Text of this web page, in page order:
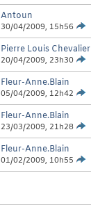
Antoun
30/04/2009, 15h56
Pierre Louis Chevalier
20/04/2009, 23h30
Fleur-Anne.Blain
05/04/2009, 12h42
Fleur-Anne.Blain
23/03/2009, 21h28
Fleur-Anne.Blain
01/02/2009, 10h55